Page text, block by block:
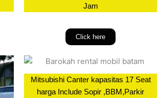
Jam
Click here
Mitsubishi Canter kapasitas 17 Seat
harga Include Sopir ,BBM,Parkir